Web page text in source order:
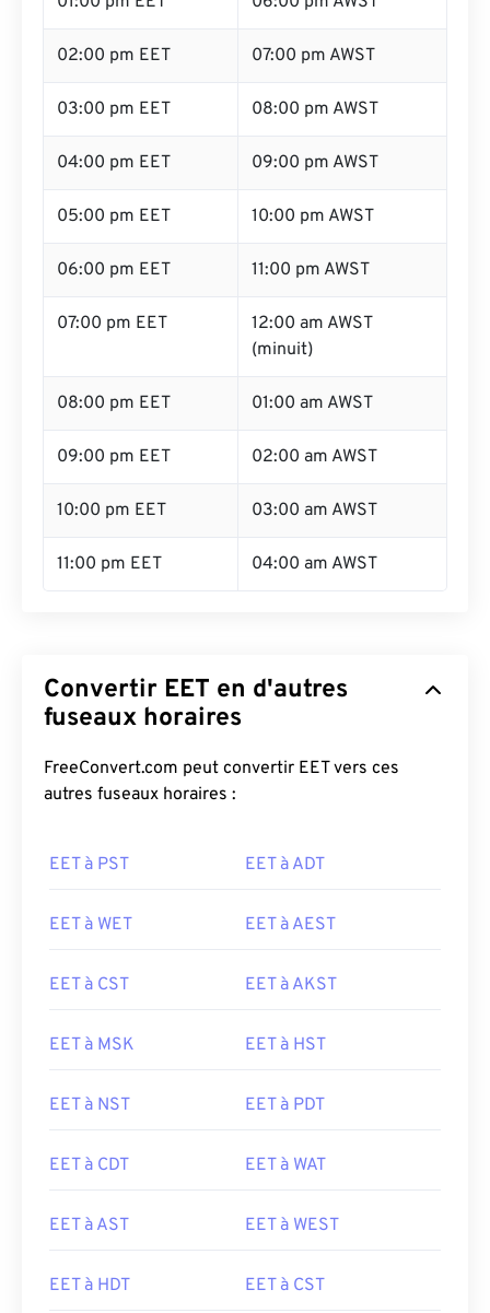
02:00 pm EET 07:00 pm AWST
03:00 pm EET 08:00 pm AWST
04:00 pm EET 09:00 pm AWST
05:00 pm EET 10:00 pm AWST
06:00 pm EET 11:00 pm AWST
07:00 pm EET
12:00 am AWST
(minuit)
08:00 pm EET 01:00 am AWST
09:00 pm EET 02:00 am AWST
10:00 pm EET 03:00 am AWST
11:00 pm EET 04:00 am AWST
Convertir EET en d'autres
fuseaux horaires
FreeConvert.com peut convertir EET vers ces
autres fuseaux horaires :
EET à PST EET à ADT
EET à WET EET à AEST
EET à CST EET à AKST
EET à MSK EET à HST
EET à NST EET à PDT
EET à CDT EET à WAT
EET à AST EET à WEST
EET à HDT EET à CST